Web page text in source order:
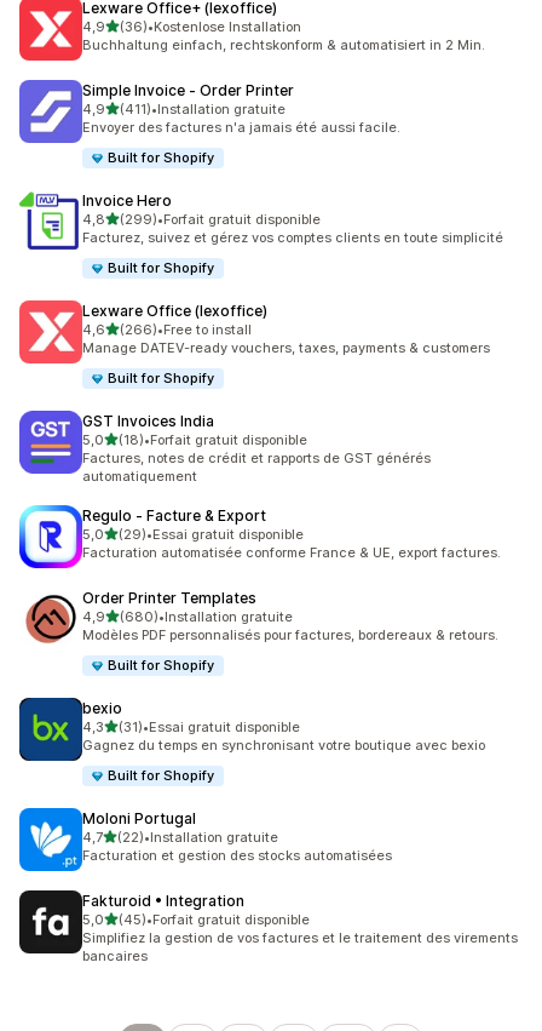
Lexware Office+ (lexoffice)
4,9étoile(s) sur 5
(36)
36 avis au total
•Kostenlose Installation
Buchhaltung einfach, rechtskonform & automatisiert in 2 Min.
Simple Invoice ‑ Order Printer
4,9étoile(s) sur 5
(411)
411 avis au total
•Installation gratuite
Envoyer des factures n'a jamais été aussi facile.
Built for Shopify
Invoice Hero
4,8étoile(s) sur 5
(299)
299 avis au total
•Forfait gratuit disponible
Facturez, suivez et gérez vos comptes clients en toute simplicité
Built for Shopify
Lexware Office (lexoffice)
4,6étoile(s) sur 5
(266)
266 avis au total
•Free to install
Manage DATEV-ready vouchers, taxes, payments & customers
Built for Shopify
GST Invoices India
5,0étoile(s) sur 5
(18)
18 avis au total
•Forfait gratuit disponible
Factures, notes de crédit et rapports de GST générés
automatiquement
Regulo ‑ Facture & Export
5,0étoile(s) sur 5
(29)
29 avis au total
•Essai gratuit disponible
Facturation automatisée conforme France & UE, export factures.
Order Printer Templates
4,9étoile(s) sur 5
(680)
680 avis au total
•Installation gratuite
Modèles PDF personnalisés pour factures, bordereaux & retours.
Built for Shopify
bexio
4,3étoile(s) sur 5
(31)
31 avis au total
•Essai gratuit disponible
Gagnez du temps en synchronisant votre boutique avec bexio
Built for Shopify
Moloni Portugal
4,7étoile(s) sur 5
(22)
22 avis au total
•Installation gratuite
Facturation et gestion des stocks automatisées
Fakturoid • Integration
5,0étoile(s) sur 5
(45)
45 avis au total
•Forfait gratuit disponible
Simplifiez la gestion de vos factures et le traitement des virements
bancaires